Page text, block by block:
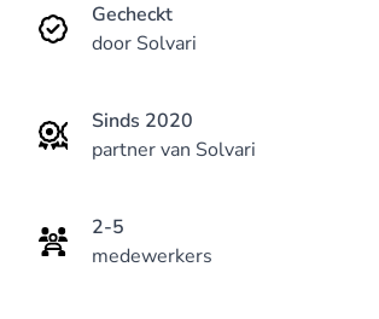
Gecheckt
door Solvari
Sinds 2020
partner van Solvari
2-5
medewerkers